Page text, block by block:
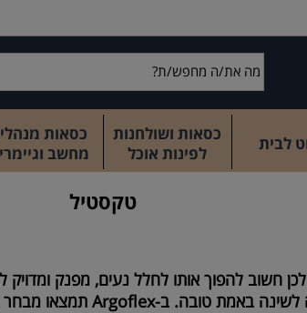
לבית
כסאות ושולחנות
לפינות אוכל
כסאות
מחשב
טקסטיל
להפוך אותו לחלל נעים, מפנק ומדויק
לשינה באמת טובה. ב-Argoflex תמצאו מבחר